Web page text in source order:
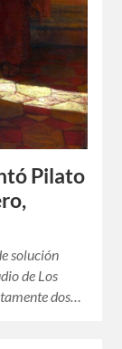
Pilato
solución
de Los
dos…